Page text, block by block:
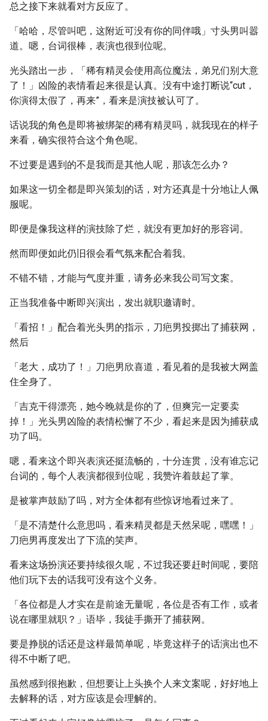
总之接下来就看对方反应了。
「哈哈，尽管叫吧，这附近可没有你的同伴哦」寸头男叫嚣
道。嗯，台词很棒，表演也很到位呢。
光头踏出一步，「稀有精灵会使用高位魔法，弟兄们别大意
了！」凶险的表情看起来很是认真。没有中途打断说“cut，
你演得太假了，再来”，看来是演技被认可了。
话说我的角色是即将被绑架的稀有精灵吗，就我现在的样子
来看，确实很符合这个角色呢。
不过要是遇到的不是我而是其他人呢，那该怎么办？
如果这一切全都是即兴策划的话，对方还真是十分地让人佩
服呢。
即便是像我这样的演技除了烂，就没有更加好的形容词。
然而即便如此仍旧很会看气氛来配合着我。
不错不错，才能与气度并重，请务必来我公司写文案。
正当我准备中断即兴演出，发出就职邀请时。
「看招！」配合着光头男的指示，刀疤男投掷出了捕获网，
然后
「老大，成功了！」刀疤男欣喜道，看见着的是我被大网盖
住全身了。
「吉克干得漂亮，她今晚就是你的了，但爽完一定要卖
掉！」光头男凶险的表情松懈了不少，看起来是因为捕获成
功了吗。
嗯，看来这个即兴表演还挺流畅的，十分连贯，没有谁忘记
台词的，每个人表演都很到位呢，我赞许着鼓起了掌。
是被掌声鼓励了吗，对方全体都有些惊讶地看过来了。
「是不清楚什么意思吗，看来精灵都是天然呆呢，嘿嘿！」
刀疤男再度发出了下流的笑声。
看来这场扮演还要持续很久呢，不过我还要赶时间呢，要陪
他们玩下去的话我可没有这个义务。
「各位都是人才实在是前途无量呢，各位是否有工作，或者
说在哪里就职？」语毕，我徒手撕开了捕获网。
要是挣脱的话还是这样最简单呢，毕竟这样子的话演出也不
得不中断了吧。
虽然感到很抱歉，但想要让上头换个人来文案呢，好好地上
去解释的话，对方应该是会理解的。